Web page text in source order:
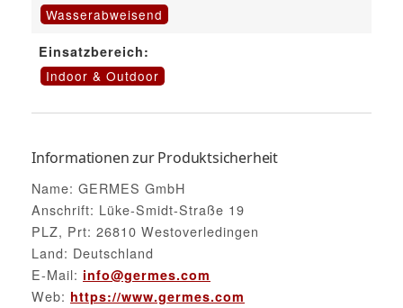
Wasserabweisend
Einsatzbereich:
Indoor & Outdoor
Informationen zur Produktsicherheit
Name: GERMES GmbH
Anschrift: Lüke-Smidt-Straße 19
PLZ, Prt: 26810 Westoverledingen
Land: Deutschland
E-Mail: info@germes.com
Web: https://www.germes.com